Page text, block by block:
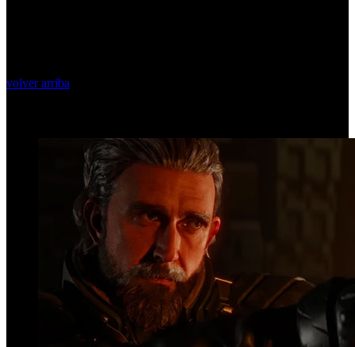
volver arriba